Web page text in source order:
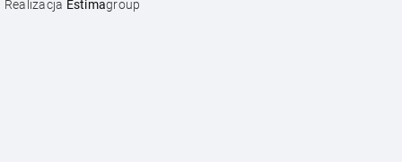
Realizacja Estimagroup